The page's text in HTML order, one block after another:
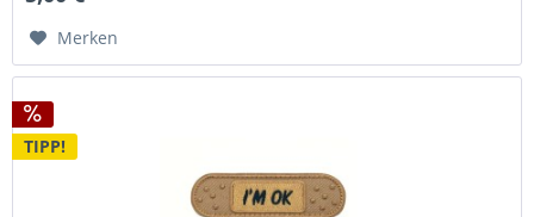
Merken
TIPP!